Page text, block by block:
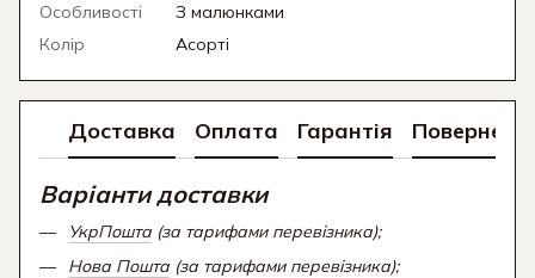
Особливості
З малюнками
Колір
Асорті
Доставка Оплата Гарантія
Варіанти доставки
УкрПошта (за тарифами перевізника);
Нова Пошта (за тарифами перевізника);